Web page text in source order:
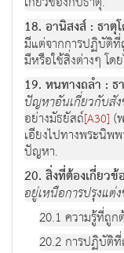
18. อานิสงส์ : ธาตุ
มีแต่จากการปฏิบัติที่
มีหรือใช้สิ่งต่างๆ โด
19. หนทางถลำ : ธ
ปัญหาอันเกี่ยวกับสั
อย่างมัธยัสถ์[A30] (
เอียงไปทางพระนิพ
ปัญหา.
20. สิ่งที่ต้องเกี่ยวข้
อยู่เหนือการปรุงแต่
20.1 ความรู้ที่ถูก
20.2 การปฏิบัติ